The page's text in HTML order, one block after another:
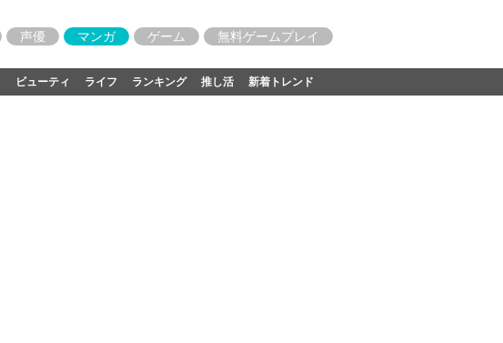
声優 マンガ ゲーム 無料ゲームプレイ
ビューティ ライフ ランキング 推し活 新着トレンド